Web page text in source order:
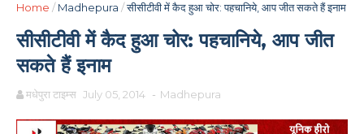
Home / Madhepura /सीसीटीवी में कैद हुआ चोर: पहचानिये, आप जीत सकते हैं इनाम
सीसीटीवी में कैद हुआ चोर: पहचानिये, आप जीत
सकते हैं इनाम
मधेपुरा टाइम्स July 05, 2014 - Madhepura